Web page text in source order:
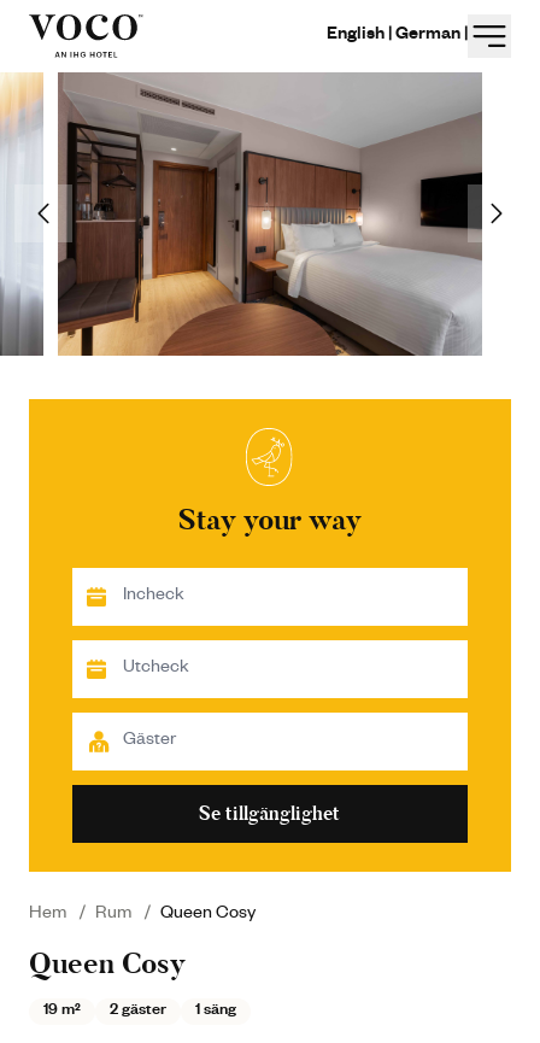
English |German | Menu
Stay your way
Se tillgänglighet
Hem Rum Queen Cosy
Queen Cosy
19 m² 2 gäster 1 säng